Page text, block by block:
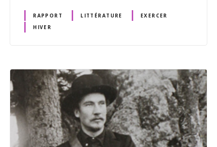
RAPPORT LITTÉRATURE
EXERCER
HIVER